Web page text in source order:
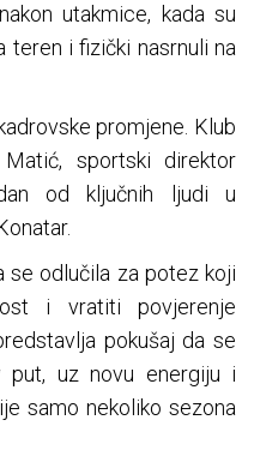
utakmice, kada su
teren i fizički nasrnuli na
promjene. Klub
sportski direktor
od ključnih ljudi u
se odlučila za potez koji
i vratiti povjerenje
pokušaj da se
put, uz novu energiju i
samo nekoliko sezona